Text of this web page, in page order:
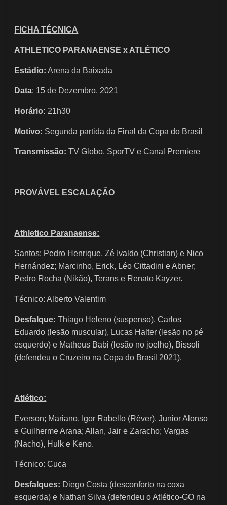
FICHA TÉCNICA
ATHLETICO PARANAENSE x ATLÉTICO
​Estádio: Arena da Baixada
Data: 15 de Dezembro, 2021
Horário: 21h30
Motivo: Segunda partida da Final da Copa do Brasil
Transmissão: TV Globo, SporTV e Canal Premiere
PROVÁVEL ESCALAÇÃO
Athletico Paranaense:
Santos; Pedro Henrique, Zé Ivaldo (Christian) e Nico
Hernández; Marcinho, Erick, Léo Cittadini e Abner;
Pedro Rocha (Nikão), Terans e Renato Kayzer.
Técnico: Alberto Valentim
Desfalque: Thiago Heleno (suspenso), Carlos
Eduardo (lesão muscular), Lucas Halter (lesão no pé
esquerdo) e Matheus Babi (lesão no joelho), Bissoli
(defendeu o Cruzeiro na Copa do Brasil 2021).
Atlético:
Everson; Mariano, Igor Rabello (Réver), Junior Alonso
e Guilherme Arana; Allan, Jair e Zaracho; Vargas
(Nacho), Hulk e Keno.
Técnico: Cuca
Desfalques: Diego Costa (desconforto na coxa
esquerda) e Nathan Silva (defendeu o Atlético-GO na